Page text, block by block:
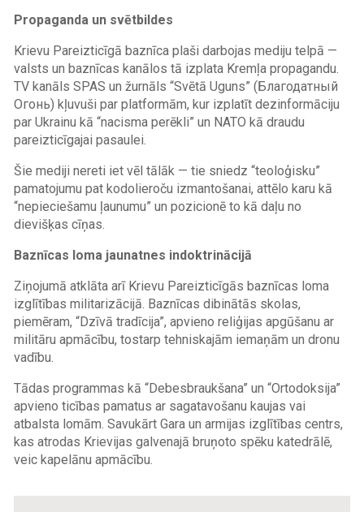
Propaganda un svētbildes
Krievu Pareizticīgā baznīca plaši darbojas mediju telpā —
valsts un baznīcas kanālos tā izplata Kremļa propagandu.
TV kanāls SPAS un žurnāls “Svētā Uguns” (Благодатный
Oгонь) kļuvuši par platformām, kur izplatīt dezinformāciju
par Ukrainu kā “nacisma perēkli” un NATO kā draudu
pareizticīgajai pasaulei.
Šie mediji nereti iet vēl tālāk — tie sniedz “teoloģisku”
pamatojumu pat kodolieroču izmantošanai, attēlo karu kā
“nepieciešamu ļaunumu” un pozicionē to kā daļu no
dievišķas cīņas.
Baznīcas loma jaunatnes indoktrinācijā
Ziņojumā atklāta arī Krievu Pareizticīgās baznīcas loma
izglītības militarizācijā. Baznīcas dibinātās skolas,
piemēram, “Dzīvā tradīcija”, apvieno reliģijas apgūšanu ar
militāru apmācību, tostarp tehniskajām iemaņām un dronu
vadību.
Tādas programmas kā “Debesbraukšana” un “Ortodoksija”
apvieno ticības pamatus ar sagatavošanu kaujas vai
atbalsta lomām. Savukārt Gara un armijas izglītības centrs,
kas atrodas Krievijas galvenajā bruņoto spēku katedrālē,
veic kapelānu apmācību.